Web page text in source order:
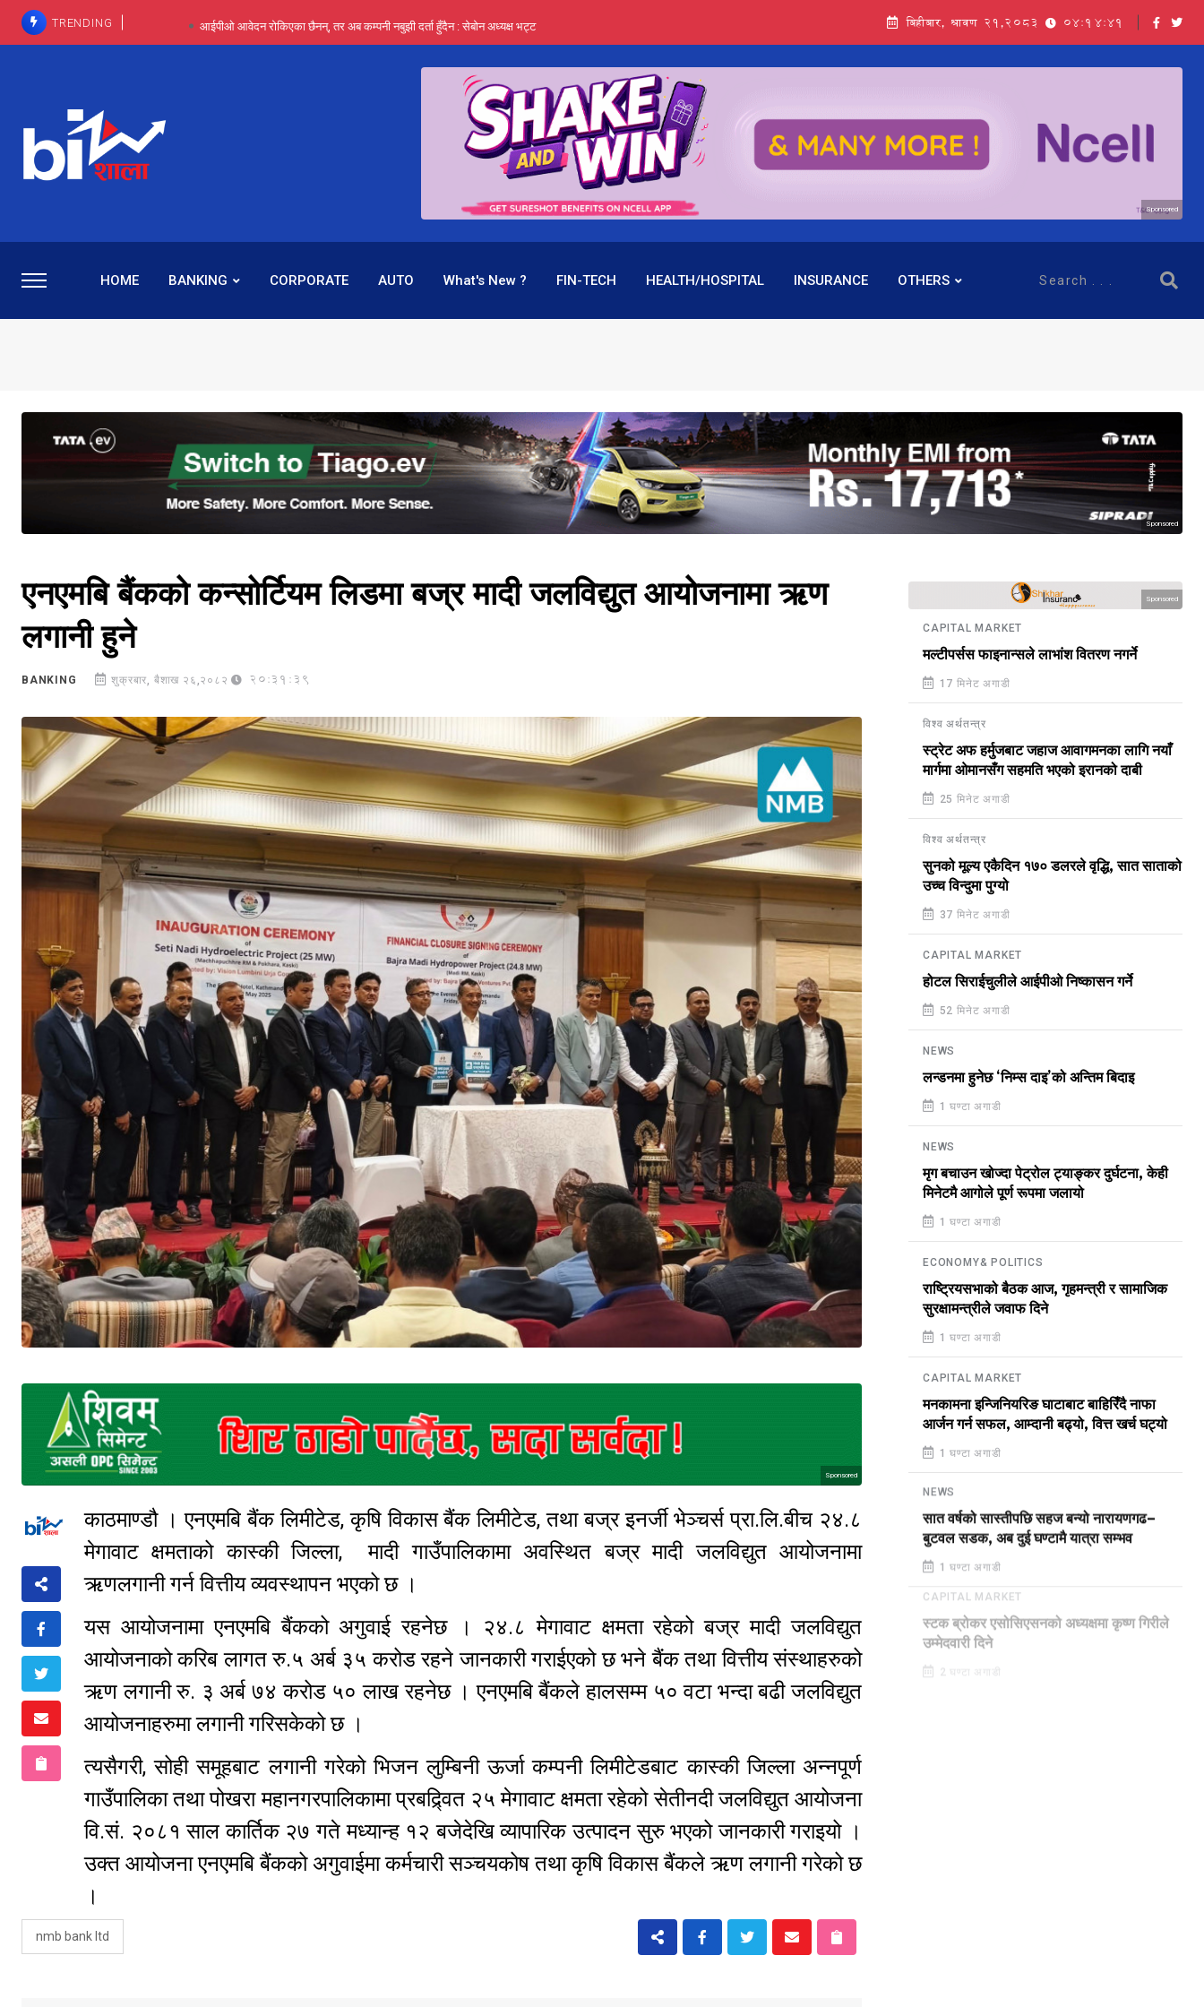
TRENDING आईपीओ आवेदन रोकिएका छैनन्, तर अब कम्पनी नबुझी दर्ता हुँदैन : सेबोन अध्यक्ष भट्ट
पाँच वर्षसम्म अदालत मौन, पद सकिएपछि महाप्रसाद ‘योग्य’ !
प्रभू बैंकका सञ्चालक बस्नेतमाथि राष्ट्र बैंकको ‘कन्सर्न’, प्रवक्ता भन्छन्- समूह फेरेर सञ्चालक पदमा बस्न मिल्दैन
५-६ वर्षदेखि बढुवा नहुँदा निराश थिइन् रश्मी, जागिर परिवर्तनको प्रयास पनि असफल
बिहीबार, श्रावण २१,२०८३ 04:14:43
Sponsored
HOME BANKING CORPORATE AUTO What's New ? FIN-TECH HEALTH/HOSPITAL INSURANCE OTHERS
Sponsored
एनएमबि बैंकको कन्सोर्टियम लिडमा बज्र मादी जलविद्युत आयोजनामा ऋण
लगानी हुने
BANKING शुक्रबार, बैशाख २६,२०८२ 20:31:39
Sponsored
काठमाण्डौ । एनएमबि बैंक लिमीटेड, कृषि विकास बैंक लिमीटेड, तथा बज्र इनर्जी भेञ्चर्स प्रा.लि.बीच २४.८
मेगावाट क्षमताको कास्की जिल्ला, मादी गाउँपालिकामा अवस्थित बज्र मादी जलविद्युत आयोजनामा
ऋणलगानी गर्न वित्तीय व्यवस्थापन भएको छ ।
यस आयोजनामा एनएमबि बैंकको अगुवाई रहनेछ । २४.८ मेगावाट क्षमता रहेको बज्र मादी जलविद्युत
आयोजनाको करिब लागत रु.५ अर्ब ३५ करोड रहने जानकारी गराईएको छ भने बैंक तथा वित्तीय संस्थाहरुको
ऋण लगानी रु. ३ अर्ब ७४ करोड ५० लाख रहनेछ । एनएमबि बैंकले हालसम्म ५० वटा भन्दा बढी जलविद्युत
आयोजनाहरुमा लगानी गरिसकेको छ ।
त्यसैगरी, सोही समूहबाट लगानी गरेको भिजन लुम्बिनी ऊर्जा कम्पनी लिमीटेडबाट कास्की जिल्ला अन्नपूर्ण
गाउँपालिका तथा पोखरा महानगरपालिकामा प्रबद्र्वित २५ मेगावाट क्षमता रहेको सेतीनदी जलविद्युत आयोजना
वि.सं. २०८१ साल कार्तिक २७ गते मध्यान्ह १२ बजेदेखि व्यापारिक उत्पादन सुरु भएको जानकारी गराइयो ।
उक्त आयोजना एनएमबि बैंकको अगुवाईमा कर्मचारी सञ्चयकोष तथा कृषि विकास बैंकले ऋण लगानी गरेको छ
।
nmb bank ltd
Sponsored
CAPITAL MARKET
मल्टीपर्सस फाइनान्सले लाभांश वितरण नगर्ने
17 मिनेट अगाडी
विश्व अर्थतन्त्र
स्ट्रेट अफ हर्मुजबाट जहाज आवागमनका लागि नयाँ
मार्गमा ओमानसँग सहमति भएको इरानको दाबी
25 मिनेट अगाडी
विश्व अर्थतन्त्र
सुनको मूल्य एकैदिन १७० डलरले वृद्धि, सात साताको
उच्च विन्दुमा पुग्यो
37 मिनेट अगाडी
CAPITAL MARKET
होटल सिराईचुलीले आईपीओ निष्कासन गर्ने
52 मिनेट अगाडी
NEWS
लन्डनमा हुनेछ ‘निम्स दाइ’को अन्तिम बिदाइ
1 घण्टा अगाडी
NEWS
मृग बचाउन खोज्दा पेट्रोल ट्याङ्कर दुर्घटना, केही
मिनेटमै आगोले पूर्ण रूपमा जलायो
1 घण्टा अगाडी
ECONOMY& POLITICS
राष्ट्रियसभाको बैठक आज, गृहमन्त्री र सामाजिक
सुरक्षामन्त्रीले जवाफ दिने
1 घण्टा अगाडी
CAPITAL MARKET
मनकामना इन्जिनियरिङ घाटाबाट बाहिरिँदै नाफा
आर्जन गर्न सफल, आम्दानी बढ्यो, वित्त खर्च घट्यो
1 घण्टा अगाडी
NEWS
सात वर्षको सास्तीपछि सहज बन्यो नारायणगढ–
बुटवल सडक, अब दुई घण्टामै यात्रा सम्भव
1 घण्टा अगाडी
स्टक ब्रोकर एसोसिएसनको अध्यक्षमा कृष्ण गिरीले